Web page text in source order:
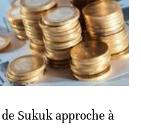
Sukuk approche à